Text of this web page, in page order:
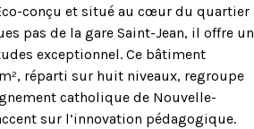
conçu et situé au cœur du quartier
pas de la gare Saint-Jean, il offre un
exceptionnel. Ce bâtiment
réparti sur huit niveaux, regroupe
catholique de Nouvelle-
sur l’innovation pédagogique.